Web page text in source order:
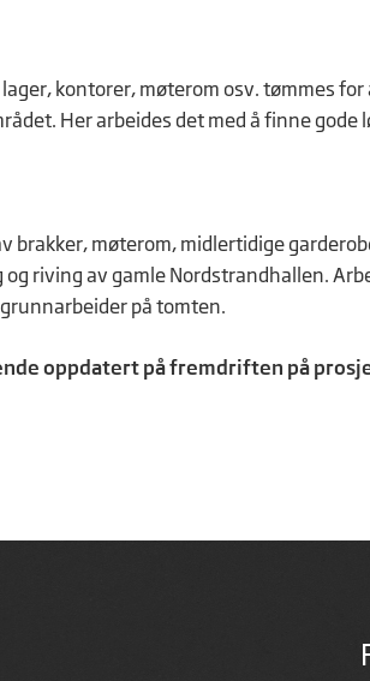
kontorer, møterom osv. tømmes
Her arbeides det med å finne gode
brakker, møterom, midlertidige
riving av gamle Nordstrandhallen.
på tomten.
oppdatert på fremdriften på